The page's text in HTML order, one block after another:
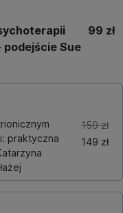
Sue
99 zł
praktyczna
159 zł
149 zł